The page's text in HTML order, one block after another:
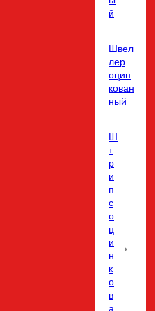
й
Швел
лер
оцин
кован
ный
Ш
т
р
и
п
с
о
ц
и
н
к
о
в
а